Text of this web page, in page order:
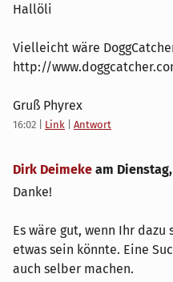
Hallöli
Vielleicht wäre
http://
Gruß Phyrex
16:02 Link Antwort
Dirk Deimeke am
Danke!
Es wäre gut, wenn Ihr dazu
etwas sein könnte. Eine
auch selber machen.